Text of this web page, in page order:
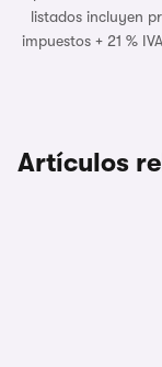
listados incluyen
impuestos + 21 %
Artículos